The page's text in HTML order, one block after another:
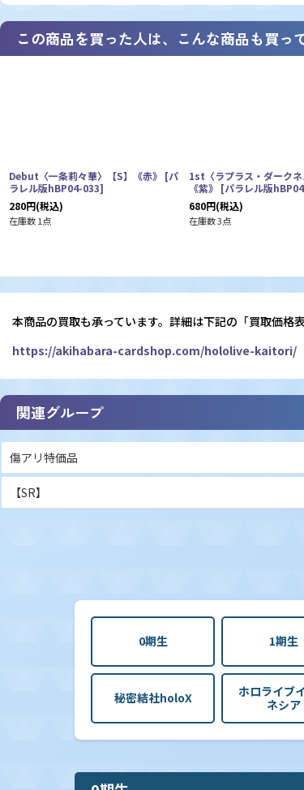
この商品を買った人は、こんな商品も買っ
Debut〈一条莉々華〉【S】《赤》 [パ
ラレル版hBP04-033]
280円(税込)
在庫数 1点
1st〈ラプラス・ダークネ
《紫》 [パラレル版
680円(税込)
在庫数 3点
本商品の買取も承っています。詳細は下記の「買取価格
https://akihabara-cardshop.com/hololive-kaitori/
関連グループ
傷アリ特価品
【SR】
0期生 1期生
秘密結社holoX
ホロライブ
ネシア